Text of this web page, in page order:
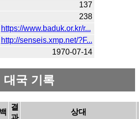
137
238
https://www.baduk.or.kr/r...
http://senseis.xmp.net/?F...
1970-07-14
대국 기록
결
과
상대